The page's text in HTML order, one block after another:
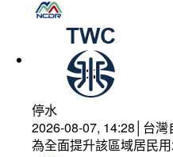
停水
2026-08-07, 14:28│台灣
為全面提升該區域居民